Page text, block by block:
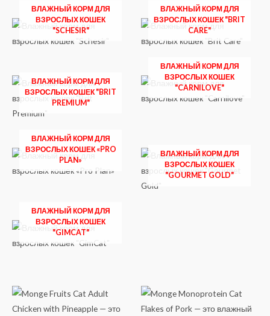
ВЛАЖНЫЙ КОРМ ДЛЯ
ВЗРОСЛЫХ КОШЕК
"SCHESIR"
ВЛАЖНЫЙ КОРМ ДЛЯ
ВЗРОСЛЫХ КОШЕК "BRIT
CARE"
ВЛАЖНЫЙ КОРМ ДЛЯ
ВЗРОСЛЫХ КОШЕК "BRIT
PREMIUM"
ВЛАЖНЫЙ КОРМ ДЛЯ
ВЗРОСЛЫХ КОШЕК
"CARNILOVE"
ВЛАЖНЫЙ КОРМ ДЛЯ
ВЗРОСЛЫХ КОШЕК «PRO
PLAN»
ВЛАЖНЫЙ КОРМ ДЛЯ
ВЗРОСЛЫХ КОШЕК
"GOURMET GOLD"
ВЛАЖНЫЙ КОРМ ДЛЯ
ВЗРОСЛЫХ КОШЕК
"GIMCAT"